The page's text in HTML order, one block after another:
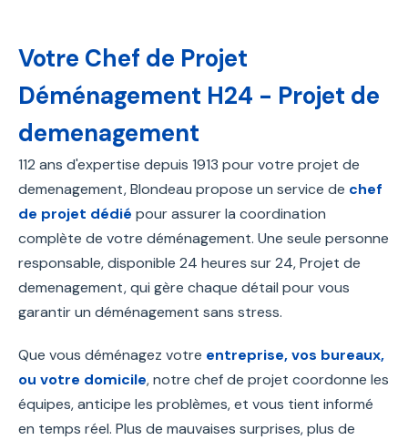
Votre Chef de Projet
Déménagement H24 - Projet de
demenagement
112 ans d'expertise depuis 1913 pour votre projet de
demenagement, Blondeau propose un service de chef
de projet dédié pour assurer la coordination
complète de votre déménagement. Une seule personne
responsable, disponible 24 heures sur 24, Projet de
demenagement, qui gère chaque détail pour vous
garantir un déménagement sans stress.
Que vous déménagez votre entreprise, vos bureaux,
ou votre domicile, notre chef de projet coordonne les
équipes, anticipe les problèmes, et vous tient informé
en temps réel. Plus de mauvaises surprises, plus de